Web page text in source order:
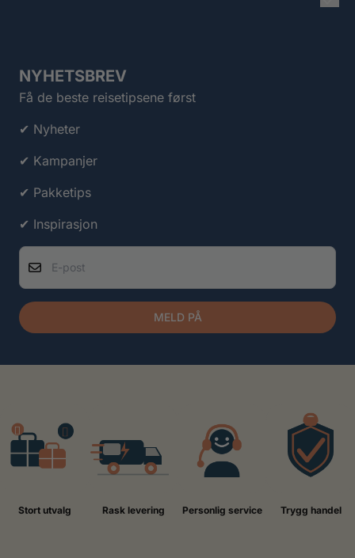
NYHETSBREV
Få de beste reisetipsene først
✔ Nyheter
✔ Kampanjer
✔ Pakketips
✔ Inspirasjon
E-post
MELD PÅ
Stort utvalg Rask levering Personlig service Trygg handel